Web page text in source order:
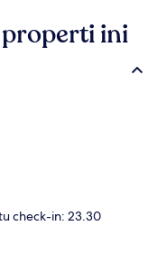
ini
check-in: 23.30